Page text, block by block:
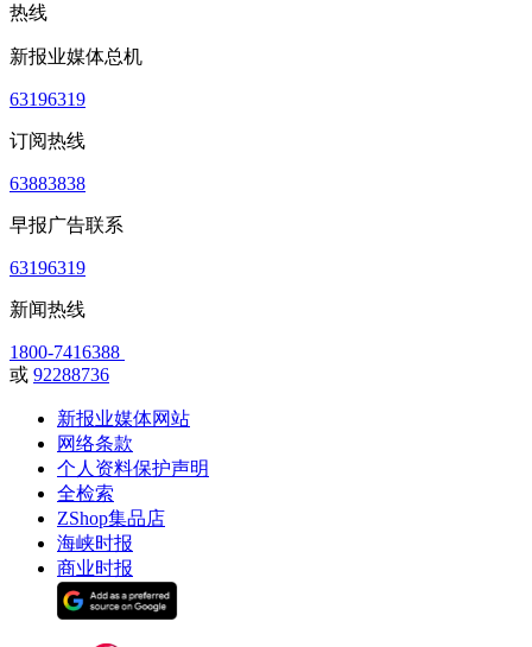
热线
新报业媒体总机
63196319
订阅热线
63883838
早报广告联系
63196319
新闻热线
1800-7416388
或 92288736
新报业媒体网站
网络条款
个人资料保护声明
全检索
ZShop集品店
海峡时报
商业时报